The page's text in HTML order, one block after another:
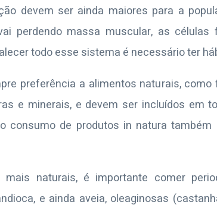
devem ser ainda maiores para a
perdendo massa muscular, as
todo esse sistema é necessário ter
preferência a alimentos naturais,
e minerais, e devem ser incluídos em
consumo de produtos in natura
naturais, é importante comer
e ainda aveia, oleaginosas